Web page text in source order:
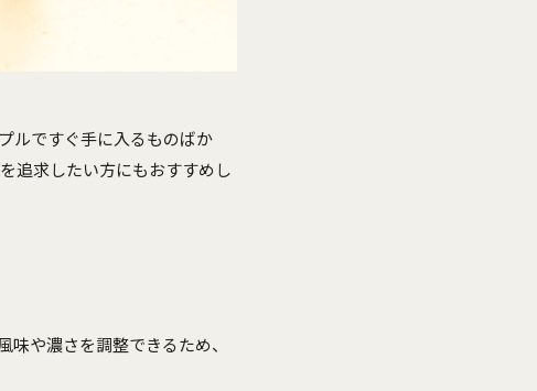
ルですぐ手に入るものばか
追求したい方にもおすすめし
や濃さを調整できるため、